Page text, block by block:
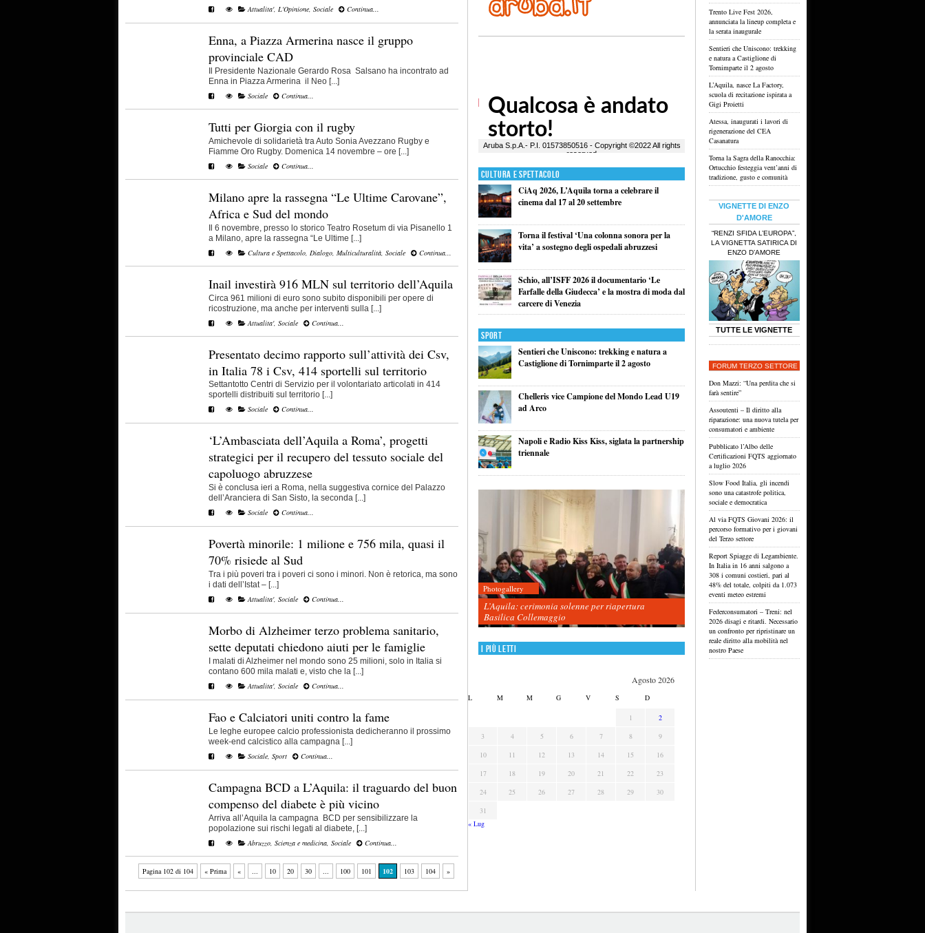
Attualita', L'Opinione, Sociale Continua...
Enna, a Piazza Armerina nasce il gruppo
provinciale CAD
Il Presidente Nazionale Gerardo Rosa Salsano ha incontrato ad
Enna in Piazza Armerina il Neo [...]
Sociale
Continua...
Tutti per Giorgia con il rugby
Amichevole di solidarietà tra Auto Sonia Avezzano Rugby e
Fiamme Oro Rugby. Domenica 14 novembre – ore [...]
Sociale
Continua...
Milano apre la rassegna “Le Ultime Carovane”,
Africa e Sud del mondo
Il 6 novembre, presso lo storico Teatro Rosetum di via Pisanello 1
a Milano, apre la rassegna “Le Ultime [...]
Cultura e Spettacolo Dialogo Multiculturalità Sociale Continua...
Inail investirà 916 MLN sul territorio dell’Aquila
Circa 961 milioni di euro sono subito disponibili per opere di
ricostruzione, ma anche per interventi sulla [...]
Attualita', Sociale Continua...
Presentato decimo rapporto sull’attività dei Csv,
in Italia 78 i Csv, 414 sportelli sul territorio
Settantotto Centri di Servizio per il volontariato articolati in 414
sportelli distribuiti sul territorio [...]
Sociale
Continua...
‘L’Ambasciata dell’Aquila a Roma’, progetti
strategici per il recupero del tessuto sociale del
capoluogo abruzzese
Si è conclusa ieri a Roma, nella suggestiva cornice del Palazzo
dell’Aranciera di San Sisto, la seconda [...]
Sociale
Continua...
Povertà minorile: 1 milione e 756 mila, quasi il
70% risiede al Sud
Tra i più poveri tra i poveri ci sono i minori. Non è retorica, ma sono
i dati dell’Istat – [...]
Attualita', Sociale Continua...
Morbo di Alzheimer terzo problema sanitario,
sette deputati chiedono aiuti per le famiglie
I malati di Alzheimer nel mondo sono 25 milioni, solo in Italia si
contano 600 mila malati e, visto che la [...]
Attualita', Sociale Continua...
Fao e Calciatori uniti contro la fame
Le leghe europee calcio professionista dedicheranno il prossimo
week-end calcistico alla campagna [...]
Sociale, Sport Continua...
Campagna BCD a L’Aquila: il traguardo del buon
compenso del diabete è più vicino
Arriva all’Aquila la campagna BCD per sensibilizzare la
popolazione sui rischi legati al diabete, [...]
Abruzzo, Scienza e medicina, Sociale Continua...
Pagina 102 di 104 « Prima « ... 10 20 30 ... 100 101 102 103 104 »
Cultura e Spettacolo
CiAq 2026, L’Aquila torna a celebrare il
cinema dal 17 al 20 settembre
Torna il festival ‘Una colonna sonora per la
vita’ a sostegno degli ospedali abruzzesi
Schio, all’ISFF 2026 il documentario ‘Le
Farfalle della Giudecca’ e la mostra di moda dal
carcere di Venezia
Sport
Sentieri che Uniscono: trekking e natura a
Castiglione di Tornimparte il 2 agosto
Chelleris vice Campione del Mondo Lead U19
ad Arco
Napoli e Radio Kiss Kiss, siglata la partnership
triennale
Photogallery
L’Aquila: cerimonia solenne per riapertura
Basilica Collemaggio
I più letti
Agosto 2026
L M M G V S D
1
2
3
4 5 6 7 8
9
10
11 12 13 14 15
16
17
18 19 20 21 22
23
24
25 26 27 28 29
30
31
« Lug
Trento Live Fest 2026,
annunciata la lineup completa e
la serata inaugurale
Sentieri che Uniscono: trekking
e natura a Castiglione di
Tornimparte il 2 agosto
L’Aquila, nasce La Factory,
scuola di recitazione ispirata a
Gigi Proietti
Atessa, inaugurati i lavori di
rigenerazione del CEA
Casanatura
Torna la Sagra della Ranocchia:
Ortucchio festeggia vent’anni di
tradizione, gusto e comunità
VIGNETTE DI ENZO
D'AMORE
“RENZI SFIDA L’EUROPA”,
LA VIGNETTA SATIRICA DI
ENZO D’AMORE
TUTTE LE VIGNETTE
FORUM TERZO SETTORE
Don Mazzi: “Una perdita che si
farà sentire”
Assoutenti – Il diritto alla
riparazione: una nuova tutela per
consumatori e ambiente
Pubblicato l’Albo delle
Certificazioni FQTS aggiornato
a luglio 2026
Slow Food Italia, gli incendi
sono una catastrofe politica,
sociale e democratica
Al via FQTS Giovani 2026: il
percorso formativo per i giovani
del Terzo settore
Report Spiagge di Legambiente.
In Italia in 16 anni salgono a
308 i comuni costieri, pari al
48% del totale, colpiti da 1.073
eventi meteo estremi
Federconsumatori – Treni: nel
2026 disagi e ritardi. Necessario
un confronto per ripristinare un
reale diritto alla mobilità nel
nostro Paese